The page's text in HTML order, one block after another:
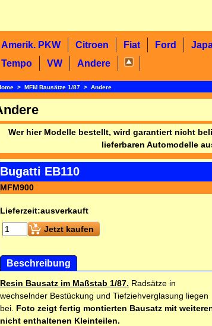
Amerik. PKW Citroen Fiat Ford
Tempo
VW Andere
> MFM Bausätze 1/87 > Andere
Wer hier Modelle bestellt, wird garantiert nicht
lieferbaren Automodelle
Bugatti EB110
MFM900
Lieferzeit:ausverkauft
Jetzt kaufen
Beschreibung
Resin Bausatz im Maßstab 1/87. Radsätze in
wechselnder Bestückung und Tiefziehverglasung liegen
bei. Foto zeigt fertig montierten Bausatz mit
nicht enthaltenen Kleinteilen.